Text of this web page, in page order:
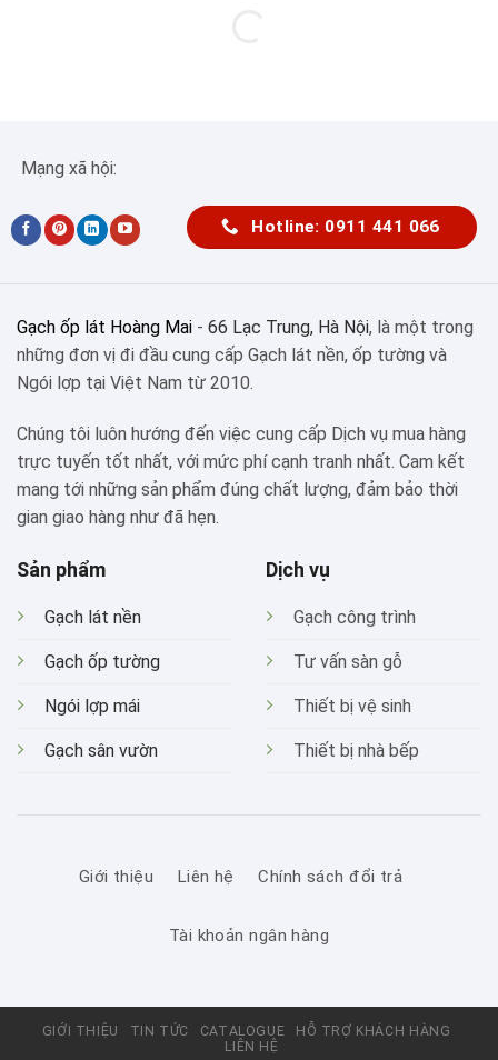
Mạng xã hội:
Hotline: 0911 441 066
Gạch ốp lát Hoàng Mai - 66 Lạc Trung, Hà Nội, là một trong
những đơn vị đi đầu cung cấp Gạch lát nền, ốp tường và
Ngói lợp tại Việt Nam từ 2010.
Chúng tôi luôn hướng đến việc cung cấp Dịch vụ mua hàng
trực tuyến tốt nhất, với mức phí cạnh tranh nhất. Cam kết
mang tới những sản phẩm đúng chất lượng, đảm bảo thời
gian giao hàng như đã hẹn.
Sản phẩm
Gạch lát nền
Gạch ốp tường
Ngói lợp mái
Gạch sân vườn
Dịch vụ
Gạch công trình
Tư vấn sàn gỗ
Thiết bị vệ sinh
Thiết bị nhà bếp
Giới thiệu Liên hệ Chính sách đổi trả
Tài khoản ngân hàng
GIỚI THIỆU TIN TỨC CATALOGUE
HỖ TRỢ KHÁCH HÀNG
LIÊN HỆ